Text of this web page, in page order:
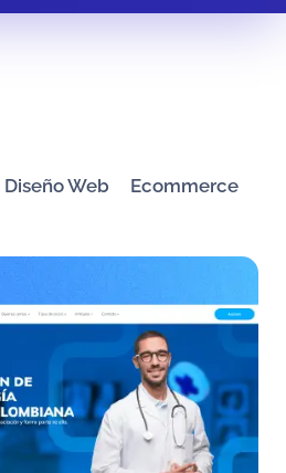
Diseño Web Ecommerce